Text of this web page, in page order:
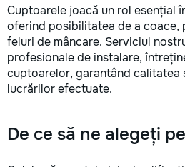
Cuptoarele joacă un rol esențial
oferind posibilitatea de a coace,
feluri de mâncare. Serviciul
profesionale de instalare,
cuptoarelor, garantând calitatea
lucrărilor efectuate.
De ce să ne alegeți